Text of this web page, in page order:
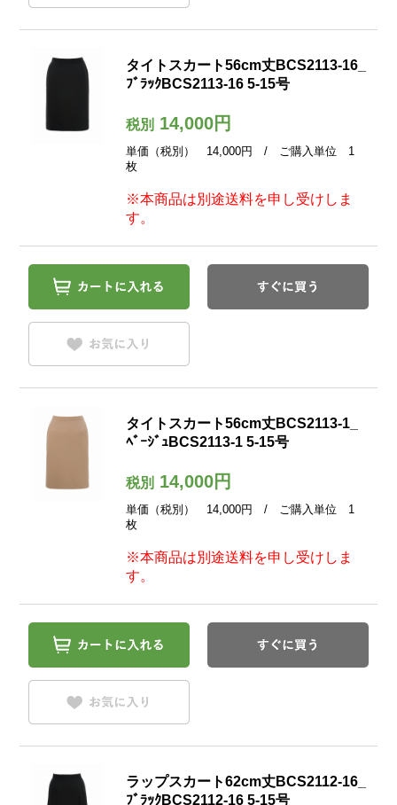
タイトスカート56cm丈BCS2113-16_
ﾌﾞﾗｯｸBCS2113-16 5-15号
税別14,000円
単価（税別） 14,000円 / ご購入単位 1
枚
※本商品は別途送料を申し受けしま
す。
タイトスカート56cm丈BCS2113-1_
ﾍﾞｰｼﾞｭBCS2113-1 5-15号
税別14,000円
単価（税別） 14,000円 / ご購入単位 1
枚
※本商品は別途送料を申し受けしま
す。
ラップスカート62cm丈BCS2112-16_
ﾌﾞﾗｯｸBCS2112-16 5-15号